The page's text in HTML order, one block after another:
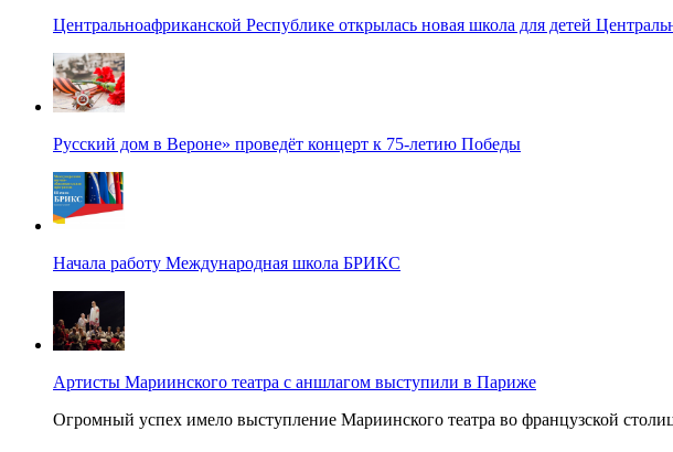
Центральноафриканской Республике открылась новая школа для детей
Русский дом в Вероне» проведёт концерт к 75-летию Победы
Начала работу Международная школа БРИКС
Артисты Мариинского театра с аншлагом выступили в Париже
Огромный успех имело выступление Мариинского театра во французской